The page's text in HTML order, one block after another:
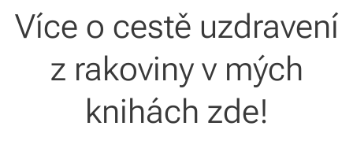
Více o cestě uzdravení
z rakoviny v mých
knihách zde!